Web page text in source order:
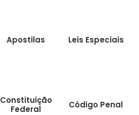
Apostilas Leis Especiais
Constituição
Federal
Código Penal